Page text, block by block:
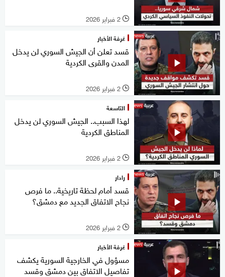
l 2 فبراير 2026
غرفة الأخبار
قسد تعلن أن الجيش السوري لن يدخل
المدن والقرى الكردية
l 2 فبراير 2026
التاسعة
لهذا السبب.. الجيش السوري لن يدخل
المناطق الكردية
l 2 فبراير 2026
رادار
قسد أمام لحظة تاريخية.. ما فرص
نجاح الاتفاق الجديد مع دمشق؟
l 2 فبراير 2026
غرفة الأخبار
مسؤول في الخارجية السورية يكشف
تفاصيل الاتفاق بين دمشق وقسد